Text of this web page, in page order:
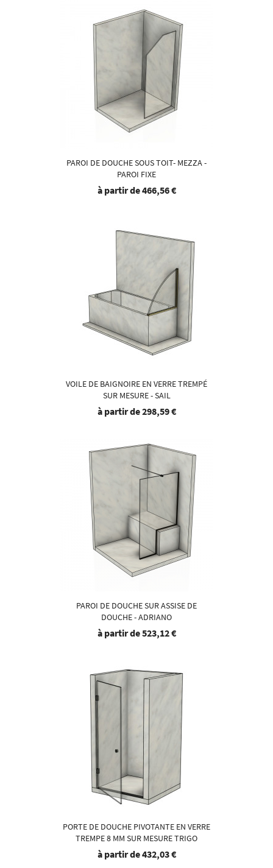
PAROI DE DOUCHE SOUS TOIT- MEZZA -
PAROI FIXE
à partir de466,56 €
VOILE DE BAIGNOIRE EN VERRE TREMPÉ
SUR MESURE - SAIL
à partir de298,59 €
PAROI DE DOUCHE SUR ASSISE DE
DOUCHE - ADRIANO
à partir de523,12 €
PORTE DE DOUCHE PIVOTANTE EN VERRE
TREMPE 8 MM SUR MESURE TRIGO
à partir de432,03 €